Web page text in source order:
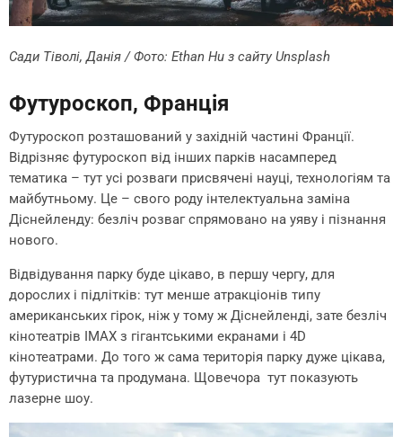
Сади Тіволі, Данія / Фото: Ethan Hu з сайту Unsplash
Футуроскоп, Франція
Футуроскоп розташований у західній частині Франції.
Відрізняє футуроскоп від інших парків насамперед
тематика – тут усі розваги присвячені науці, технологіям та
майбутньому. Це – свого роду інтелектуальна заміна
Діснейленду: безліч розваг спрямовано на уяву і пізнання
нового.
Відвідування парку буде цікаво, в першу чергу, для
дорослих і підлітків: тут менше атракціонів типу
американських гірок, ніж у тому ж Діснейленді, зате безліч
кінотеатрів IMAX з гігантськими екранами і 4D
кінотеатрами. До того ж сама територія парку дуже цікава,
футуристична та продумана. Щовечора тут показують
лазерне шоу.